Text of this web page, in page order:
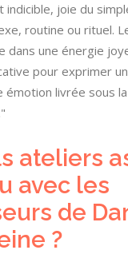
indicible, joie du
routine ou rituel.
dans une énergie
pour exprimer
émotion livrée sous
ateliers
avec les
de
?